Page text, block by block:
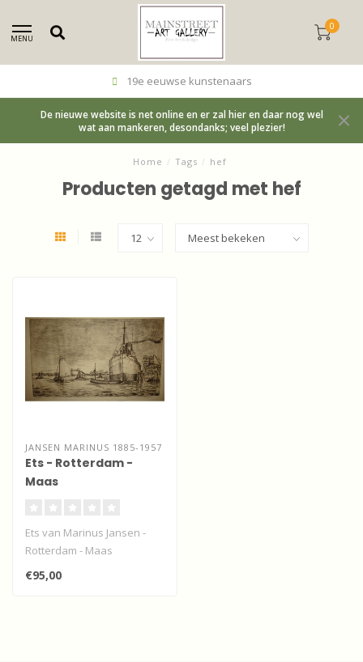
MENU
0
19e eeuwse kunstenaars
De nieuwe website is net online en er zal hier en daar nog wel
wat aan mankeren, desondanks; veel plezier!
Home / Tags / hef
Producten getagd met hef
JANSEN MARINUS 1885-1957
Ets - Rotterdam -
Maas
Ets van Marinus Jansen -
Rotterdam - Maas
€95,00